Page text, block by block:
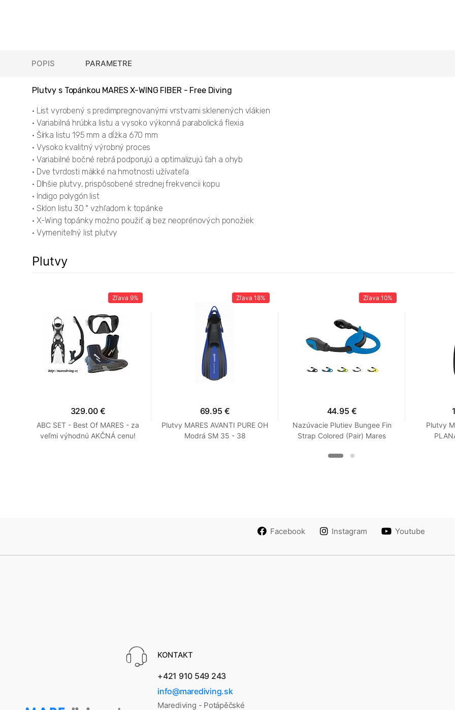
POPIS PARAMETRE
Plutvy s Topánkou MARES X-WING FIBER - Free Diving
• List vyrobený s predimpregnovanými vrstvami sklenených vlákien
• Variabilná hrúbka listu a vysoko výkonná parabolická flexia
• Šírka listu 195 mm a dĺžka 670 mm
• Vysoko kvalitný výrobný proces
• Variabilné bočné rebrá podporujú a optimalizujú ťah a ohyb
• Dve tvrdosti mäkké na hmotnosti užívateľa
• Dlhšie plutvy, prispôsobené strednej frekvencii kopu
• Indigo polygón list
• Sklon listu 30 ° vzhľadom k topánke
• X-Wing topánky možno použiť aj bez neoprénových ponožiek
• Vymeniteľný list plutvy
Plutvy
Zľava 9%
329.00 €
ABC SET - Best Of MARES - za
veľmi výhodnú AKČNÁ cenu!
Zľava 18%
69.95 €
Plutvy MARES AVANTI PURE OH
Modrá SM 35 - 38
Zľava 10%
44.95 €
Nazúvacie Plutiev Bungee Fin
Strap Colored (Pair) Mares
Plutvy
Facebook Instagram Youtube
KONTAKT
+421 910 549 243
info@marediving.sk
Marediving - Potápěčské